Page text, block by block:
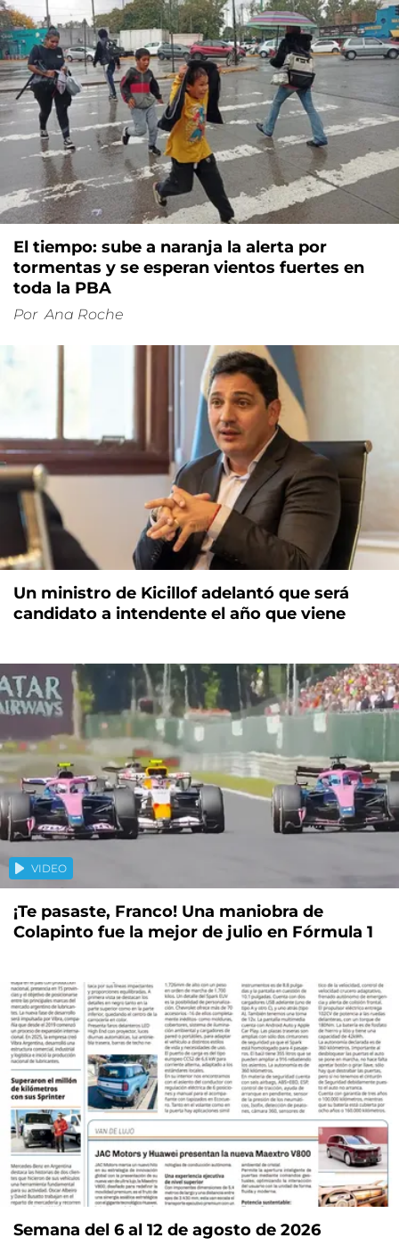
El tiempo: sube a naranja la alerta por
tormentas y se esperan vientos fuertes en
toda la PBA
Por Ana Roche
Un ministro de Kicillof adelantó que será
candidato a intendente el año que viene
VIDEO
¡Te pasaste, Franco! Una maniobra de
Colapinto fue la mejor de julio en Fórmula 1
Semana del 6 al 12 de agosto de 2026